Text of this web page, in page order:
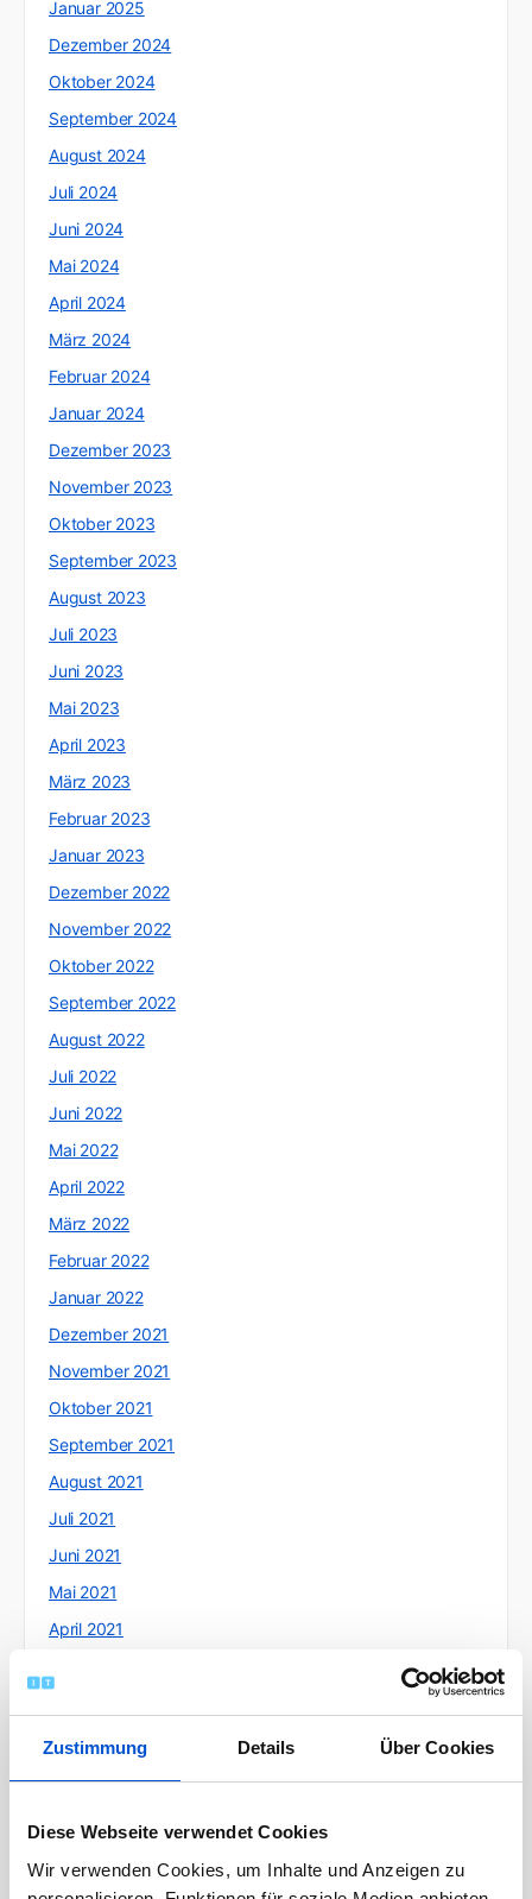
Zustimmung Details Über Cookies
Diese Webseite verwendet Cookies
Wir verwenden Cookies, um Inhalte und Anzeigen zu
Januar 2025
Dezember 2024
Oktober 2024
September 2024
August 2024
Juli 2024
Juni 2024
Mai 2024
April 2024
März 2024
Februar 2024
Januar 2024
Dezember 2023
November 2023
Oktober 2023
September 2023
August 2023
Juli 2023
Juni 2023
Mai 2023
April 2023
März 2023
Februar 2023
Januar 2023
Dezember 2022
November 2022
Oktober 2022
September 2022
August 2022
Juli 2022
Juni 2022
Mai 2022
April 2022
März 2022
Februar 2022
Januar 2022
Dezember 2021
November 2021
Oktober 2021
September 2021
August 2021
Juli 2021
Juni 2021
Mai 2021
April 2021
Januar 2021
Dezember 2020